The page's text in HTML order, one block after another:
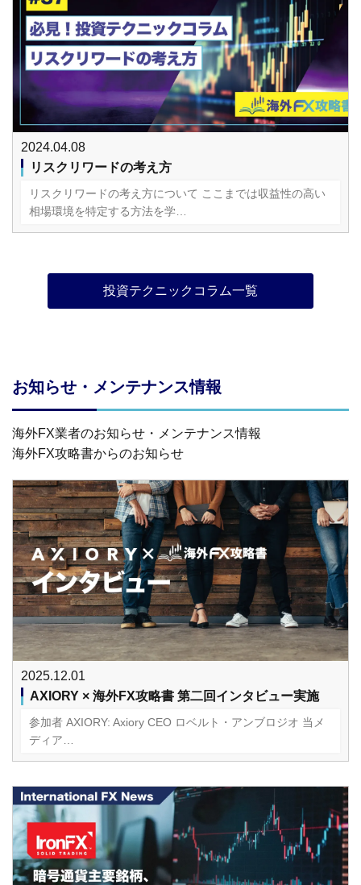
2024.04.08
リスクリワードの考え方
リスクリワードの考え方について ここまでは収益性の高い
相場環境を特定する方法を学…
投資テクニックコラム一覧
お知らせ・メンテナンス情報
海外FX業者のお知らせ・メンテナンス情報
海外FX攻略書からのお知らせ
2025.12.01
AXIORY × 海外FX攻略書 第二回インタビュー実施
参加者 AXIORY: Axiory CEO ロベルト・アンブロジオ 当メ
ディア…